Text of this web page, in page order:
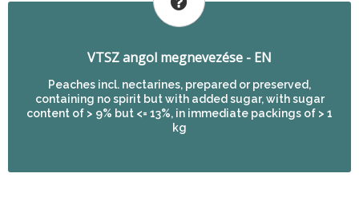
VTSZ angol megnevezése - EN
Peaches incl. nectarines, prepared or preserved,
containing no spirit but with added sugar, with sugar
content of > 9% but <= 13%, in immediate packings of > 1
kg